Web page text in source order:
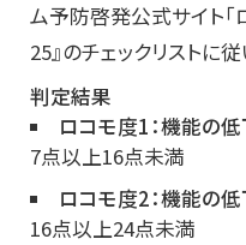
ム予防啓発公式サイト「
25』のチェックリストに
判定結果
ロコモ度1：機能の
7点以上16点未満
ロコモ度2：機能の
16点以上24点未満